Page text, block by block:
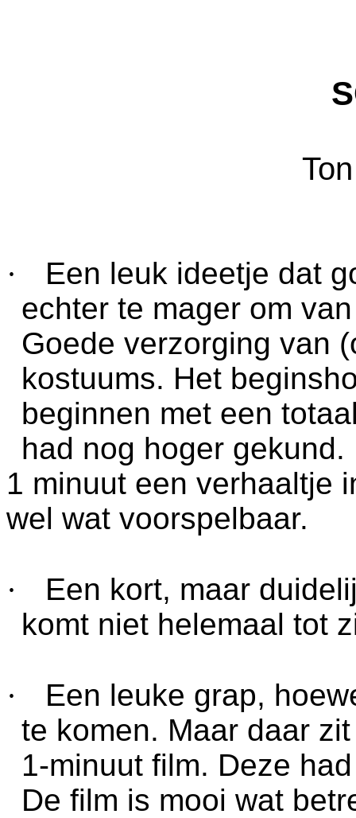
·
Een leuk ideetje dat
echter te mager om
Goede verzorging van
kostuums. Het
beginnen met een
had nog hoger
1 minuut een verhaaltje
wel wat voorspelbaar.
·
Een kort, maar
komt niet helemaal tot
·
Een leuke grap,
te komen. Maar daar
1-minuut film. Deze
De film is mooi wat